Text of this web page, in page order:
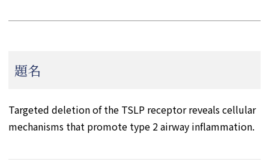
題名
Targeted deletion of the TSLP receptor reveals cellular
mechanisms that promote type 2 airway inflammation.